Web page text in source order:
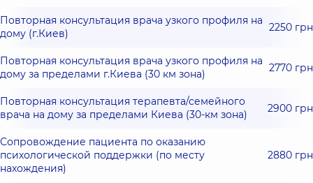
Повторная консультация врача узкого профиля на
дому (г.Киев)
2250 грн
Повторная консультация врача узкого профиля на
дому за пределами г.Киева (30 км зона)
2770 грн
Повторная консультация терапевта/семейного
врача на дому за пределами Киева (30-км зона)
2900 грн
Сопровождение пациента по оказанию
психологической поддержки (по месту
нахождения)
2880 грн